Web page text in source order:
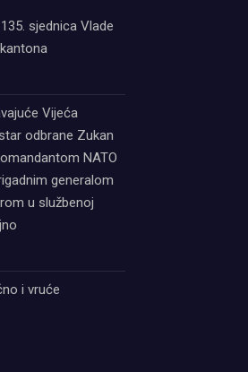
sjednica Vlade
Vijeća
odbrane Zukan
NATO
generalom
u službenoj
i vruće